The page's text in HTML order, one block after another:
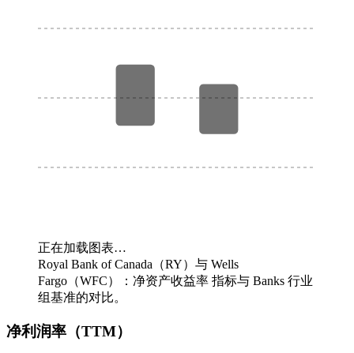
正在加载图表…
Royal Bank of Canada（RY）与 Wells
Fargo（WFC）：净资产收益率 指标与 Banks 行业
组基准的对比。
净利润率（TTM）